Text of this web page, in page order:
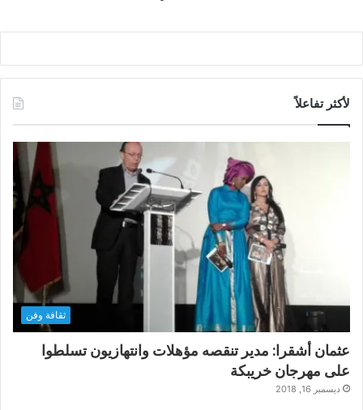
لأكثر تفاعلاً
ثقافة وفن
عثمان أشقرا: مدير تنقصه مؤهلات وانتهازيون تسلطوا
على مهرجان خريبكة
ديسمبر 16, 2018